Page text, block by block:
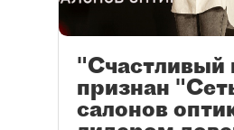
"Счастливый
признан
салонов